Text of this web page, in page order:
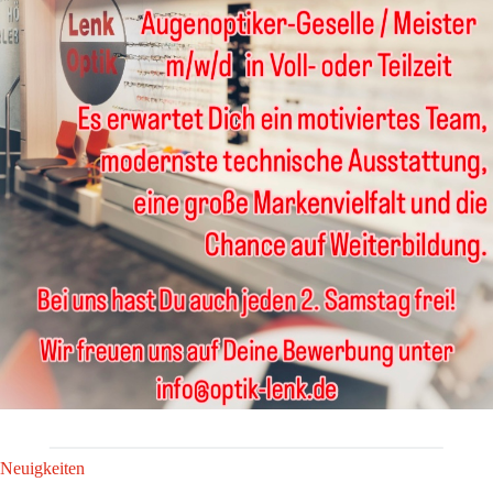
Neuigkeiten